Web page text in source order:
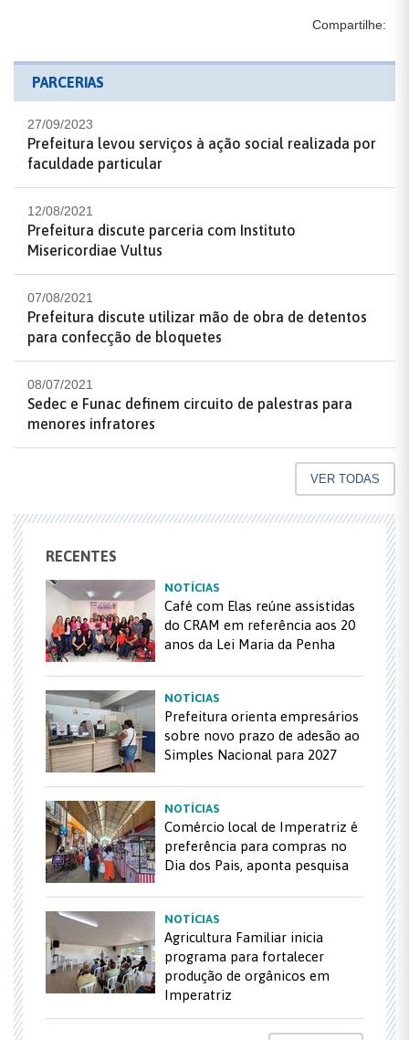
Compartilhe:
PARCERIAS
27/09/2023
Prefeitura levou serviços à ação social realizada por
faculdade particular
12/08/2021
Prefeitura discute parceria com Instituto
Misericordiae Vultus
07/08/2021
Prefeitura discute utilizar mão de obra de detentos
para confecção de bloquetes
08/07/2021
Sedec e Funac definem circuito de palestras para
menores infratores
VER TODAS
RECENTES
NOTÍCIAS
Café com Elas reúne assistidas
do CRAM em referência aos 20
anos da Lei Maria da Penha
NOTÍCIAS
Prefeitura orienta empresários
sobre novo prazo de adesão ao
Simples Nacional para 2027
NOTÍCIAS
Comércio local de Imperatriz é
preferência para compras no
Dia dos Pais, aponta pesquisa
NOTÍCIAS
Agricultura Familiar inicia
programa para fortalecer
produção de orgânicos em
Imperatriz